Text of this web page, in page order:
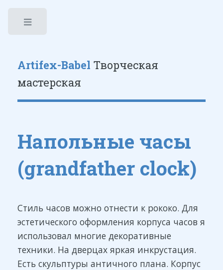
Artifex-Babel Творческая
мастерская
Напольные часы
(grandfather clock)
Стиль часов можно отнести к рококо. Для
эстетического оформления корпуса часов я
использовал многие декоративные
техники. На дверцах яркая инкрустация.
Есть скульптуры античного плана. Корпус